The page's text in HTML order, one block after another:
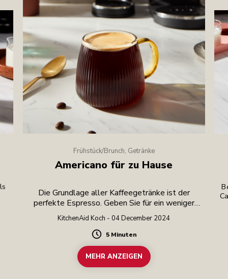
Frühstück/Brunch, Getränke
Americano für zu Hause
Die Grundlage aller Kaffeegetränke ist der
perfekte Espresso. Geben Sie für ein weniger
intensives Getränk heißes Wasser hinzu.
KitchenAid Koch - 04 December 2024
Duration
5 Minuten
MEHR ANZEIGEN